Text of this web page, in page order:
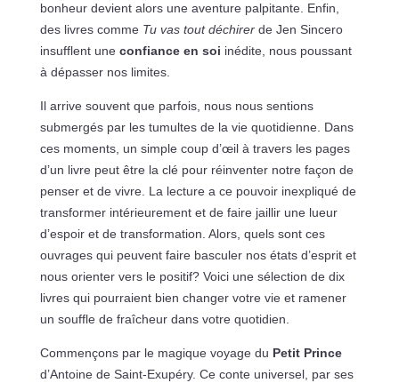
bonheur devient alors une aventure palpitante. Enfin,
des livres comme Tu vas tout déchirerde Jen Sincero
insufflent une confiance en soi inédite, nous poussant
à dépasser nos limites.
Il arrive souvent que parfois, nous nous sentions
submergés par les tumultes de la vie quotidienne. Dans
ces moments, un simple coup d’œil à travers les pages
d’un livre peut être la clé pour réinventer notre façon de
penser et de vivre. La lecture a ce pouvoir inexpliqué de
transformer intérieurement et de faire jaillir une lueur
d’espoir et de transformation. Alors, quels sont ces
ouvrages qui peuvent faire basculer nos états d’esprit et
nous orienter vers le positif? Voici une sélection de dix
livres qui pourraient bien changer votre vie et ramener
un souffle de fraîcheur dans votre quotidien.
Commençons par le magique voyage du Petit Prince
d’Antoine de Saint-Exupéry. Ce conte universel, par ses